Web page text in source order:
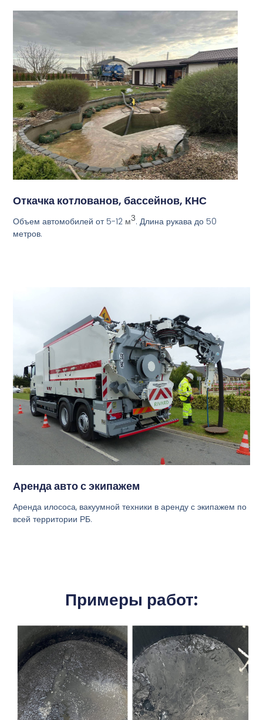
Откачка котлованов, бассейнов, КНС
Объем автомобилей от 5-12 м3. Длина рукава до 50
метров.
Аренда авто с экипажем
Аренда илососа, вакуумной техники в аренду с экипажем по
всей территории РБ.
Примеры работ: